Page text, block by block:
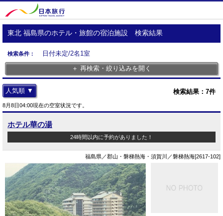
東北 福島県のホテル・旅館の宿泊施設 検索結果
検索条件：
日付未定/2名1室
＋ 再検索・絞り込みを開く
検索結果： 7件
人気順 ▼
8月8日04:00現在の空室状況です。
ホテル華の湯
24時間以内に予約がありました！
福島県／郡山・磐梯熱海・須賀川／磐梯熱海[2617-102]